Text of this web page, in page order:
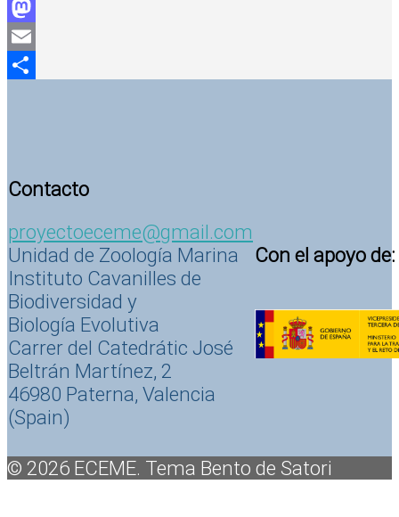
Facebook
Mastodon
Email
Contacto
proyectoeceme@gmail.com
Unidad de Zoología Marina
Instituto Cavanilles de
Biodiversidad y
Biología Evolutiva
Carrer del Catedrátic José
Beltrán Martínez, 2
46980 Paterna, Valencia
(Spain)
Con el apoyo de:
© 2026 ECEME. Tema Bento de Satori